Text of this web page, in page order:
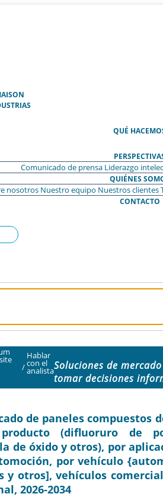
(ACTUAL)
QUÉ
Comunicado de prensa Liderazgo
QUIÉNES
nosotros Nuestro equipo Nuestros clientes
CONTACTO
/
Hablar
con el
analistaSoluciones de
tomar decisiones
de paneles
(difluoruro de
de óxido y otros), por
por vehículo
y otros], vehículos
2026-2034